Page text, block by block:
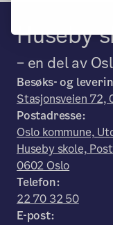
Huseby
– en del av
Besøks- og
Stasjonsveien 72,
Postadresse:
Oslo kommune,
Huseby skole,
0602 Oslo
Telefon:
22 70 32 50
E-post: